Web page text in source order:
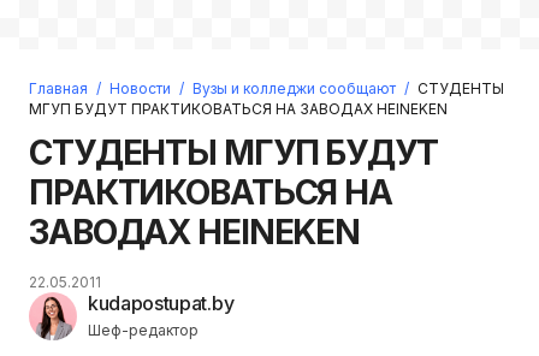
Войти
Регистрация
Прислать пароль
Главная / Новости / Вузы и колледжи сообщают / СТУДЕНТЫ
МГУП БУДУТ ПРАКТИКОВАТЬСЯ НА ЗАВОДАХ HEINEKEN
СТУДЕНТЫ МГУП БУДУТ
ПРАКТИКОВАТЬСЯ НА
ЗАВОДАХ HEINEKEN
kudapostupat.by
Шеф-редактор
22.05.2011